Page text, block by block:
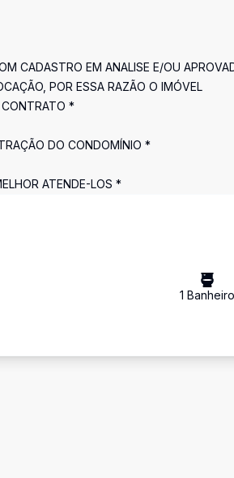
CADASTRO EM ANALISE E/OU
POR ESSA RAZÃO O IMÓVEL
CONTRATO *
DO CONDOMÍNIO *
ATENDE-LOS *
1 Banheiro